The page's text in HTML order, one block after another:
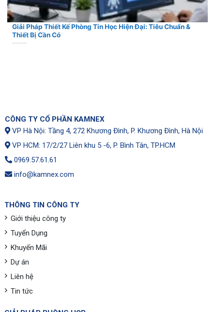
Giải Pháp Thiết Kế Phòng Tin Học Hiện Đại: Tiêu Chuẩn &
Thiết Bị Cần Có
CÔNG TY CỔ PHẦN KAMNEX
VP Hà Nội: Tầng 4, 272 Khương Đình, P. Khương Đình, Hà Nội
VP HCM: 17/2/27 Liên khu 5 -6, P. Bình Tân, TP.HCM
0969.57.61.61
info@kamnex.com
THÔNG TIN CÔNG TY
Giới thiệu công ty
Tuyển Dụng
Khuyến Mãi
Dự án
Liên hệ
Tin tức